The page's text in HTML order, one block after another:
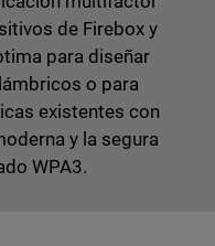
de Firebox y
para diseñar
o para
existentes con
y la segura
WPA3.